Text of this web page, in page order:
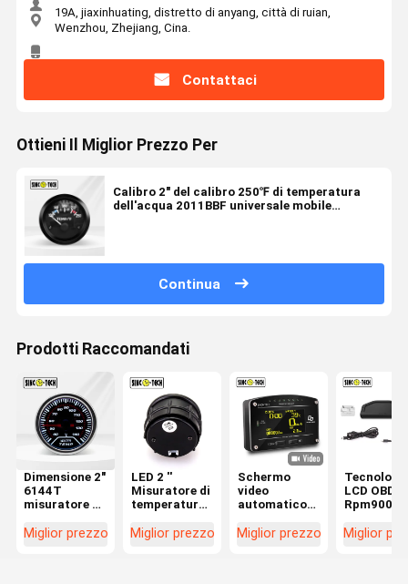
19A, jiaxinhuating, distretto di anyang, città di ruian,
Wenzhou, Zhejiang, Cina.
Contattaci
Ottieni Il Miglior Prezzo Per
Calibro 2" del calibro 250℉ di temperatura
dell'acqua 2011BBF universale mobile
Continua
Prodotti Raccomandati
Dimensione 2"
6144T
misuratore di
dell'acqua
Miglior prezzo
LED 2 ''
Misuratore di
temperatura
Display a led
Miglior prezzo
Schermo
video
automatico
della
Miglior prezzo
LCD OBD2
Rpm9000
Do921
Miglior